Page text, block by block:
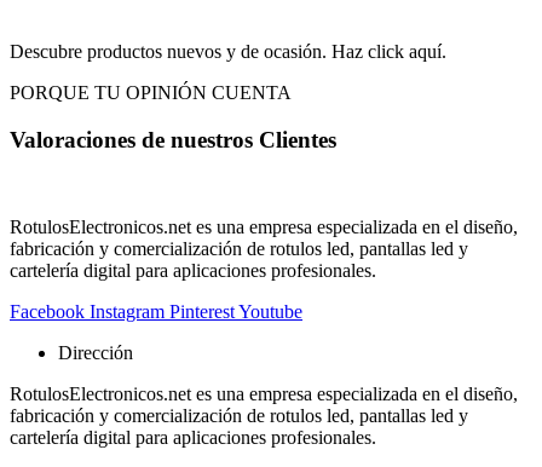
Descubre productos nuevos y de ocasión. Haz click aquí.
PORQUE TU OPINIÓN CUENTA
Valoraciones de nuestros Clientes
RotulosElectronicos.net es una empresa especializada en el diseño,
fabricación y comercialización de rotulos led, pantallas led y
cartelería digital para aplicaciones profesionales.
Facebook Instagram PinterestYoutube
Dirección
RotulosElectronicos.net es una empresa especializada en el diseño,
fabricación y comercialización de rotulos led, pantallas led y
cartelería digital para aplicaciones profesionales.